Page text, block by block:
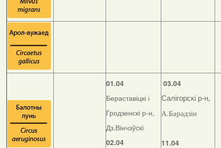
01.04
Бераставіцкі і
Гродзенскі р-н,
Дз.Вінчэўскі
02.04
03.04
Салігорскі р-н,
А.Барадзін
11.04